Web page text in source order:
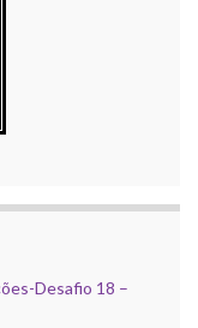
Desafio 18 –